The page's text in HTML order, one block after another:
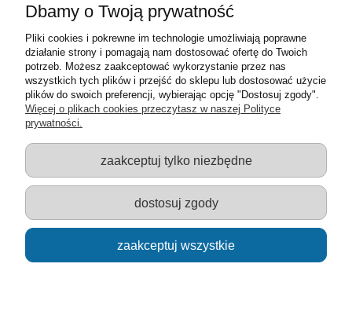
Warunki zakupów
Moje konto
Informacje o sklepie
Sklep z zabawkami Łódź :: Hurownia zabawek :: Zabawki
edukacyjne :: Zestawy artystyczne :: Zabawki :: samochody Welly
:: Zabawkownia :: zabawki dla dzieci :: Lalki :: Klocki :: Artykuły
szkolne ::
Dbamy o Twoją prywatność
Pliki cookies i pokrewne im technologie umożliwiają poprawne
działanie strony i pomagają nam dostosować ofertę do Twoich
potrzeb. Możesz zaakceptować wykorzystanie przez nas
wszystkich tych plików i przejść do sklepu lub dostosować użycie
plików do swoich preferencji, wybierając opcję "Dostosuj zgody".
Więcej o plikach cookies przeczytasz w naszej Polityce
prywatności.
zaakceptuj tylko niezbędne
dostosuj zgody
zaakceptuj wszystkie